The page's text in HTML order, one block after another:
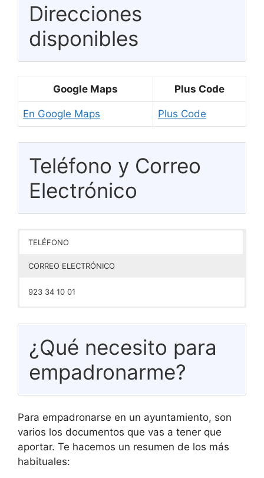
Direcciones
disponibles
Google Maps Plus Code
En Google Maps Plus Code
Teléfono y Correo
Electrónico
TELÉFONO
CORREO ELECTRÓNICO
923 34 10 01
¿Qué necesito para
empadronarme?
Para empadronarse en un ayuntamiento, son
varios los documentos que vas a tener que
aportar. Te hacemos un resumen de los más
habituales: